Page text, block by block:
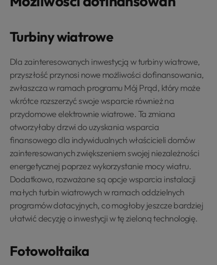
Turbiny wiatrowe
Dla zainteresowanych inwestycją w turbiny wiatrowe,
przyszłość przynosi nowe możliwości dofinansowania,
zwłaszcza w ramach programu Mój Prąd, który może
wkrótce rozszerzyć swoje wsparcie również na
przydomowe elektrownie wiatrowe. Ta zmiana
otworzyłaby drzwi do uzyskania wsparcia
finansowego dla indywidualnych właścicieli domów
zainteresowanych zwiększeniem swojej niezależności
energetycznej poprzez wykorzystanie mocy wiatru.
Dodatkowo, rozważane są opcje wsparcia instalacji
małych turbin wiatrowych w ramach oddzielnych
programów dotacyjnych, co mogłoby jeszcze bardziej
ułatwić decyzję o inwestycji w tę zieloną technologię.
Fotowoltaika